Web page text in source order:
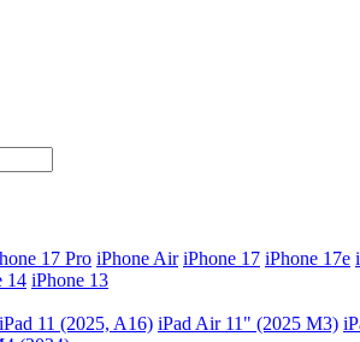
17 Pro iPhone Air iPhone 17 iPhone 17e
14 iPhone 13
iPad 11 (2025, A16) iPad Air 11" (2025 M3)